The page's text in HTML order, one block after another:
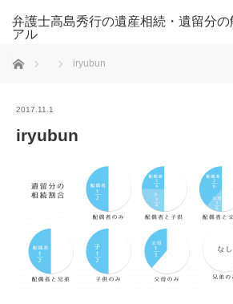
弁護士高島秀行の遺産相続・遺留分の
アル
ホーム iryubun
2017.11.1
iryubun